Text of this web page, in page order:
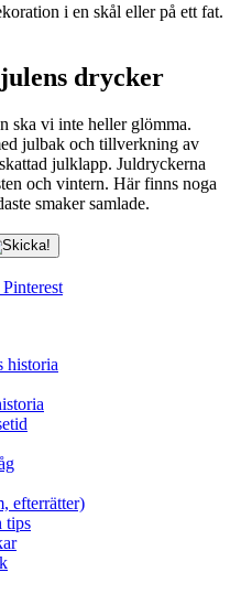
i en skål eller på ett fat.
drycker
ska vi inte heller glömma.
julbak och tillverkning av
julklapp. Juldryckerna
och vintern. Här finns noga
smaker samlade.
historia
efterrätter)
tips